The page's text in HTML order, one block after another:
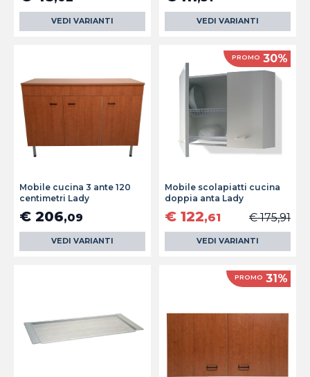
VEDI VARIANTI VEDI VARIANTI
Mobile cucina 3 ante 120
centimetri Lady
€ 206,09
VEDI VARIANTI
PROMO 30%
Mobile scolapiatti cucina
doppia anta Lady
€ 122,61 € 175,91
VEDI VARIANTI
PROMO 31%